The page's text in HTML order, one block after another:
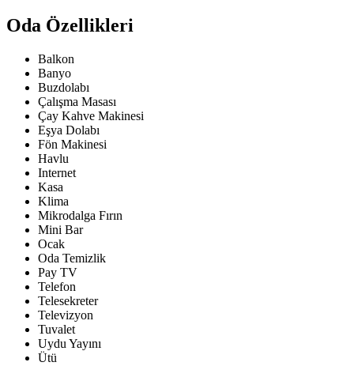
Oda Özellikleri
Balkon
Banyo
Buzdolabı
Çalışma Masası
Çay Kahve Makinesi
Eşya Dolabı
Fön Makinesi
Havlu
Internet
Kasa
Klima
Mikrodalga Fırın
Mini Bar
Ocak
Oda Temizlik
Pay TV
Telefon
Telesekreter
Televizyon
Tuvalet
Uydu Yayını
Ütü